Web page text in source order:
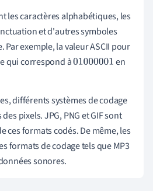
les caractères alphabétiques, les
et d'autres symboles
exemple, la valeur ASCII pour
qui correspond à01000001 en
différents systèmes de codage
pixels. JPG, PNG et GIF sont
ces formats codés. De même, les
formats de codage tels que MP3
sonores.